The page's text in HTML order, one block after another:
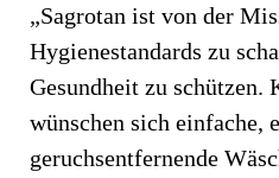
„Sagrotan ist von der
Hygienestandards zu
Gesundheit zu schützen.
wünschen sich einfache,
geruchsentfernende